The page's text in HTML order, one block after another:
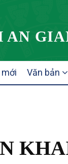
AN
Văn bản